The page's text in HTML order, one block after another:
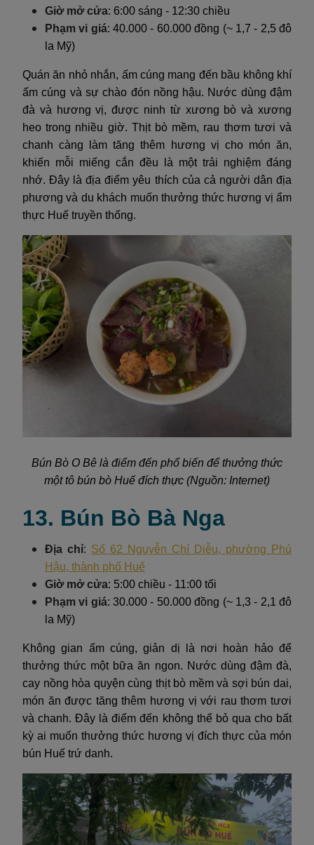
Giờ mở cửa: 6:00 sáng - 12:30 chiều
Phạm vi giá: 40.000 - 60.000 đồng (~ 1,7 - 2,5 đô
la Mỹ)
Quán ăn nhỏ nhắn, ấm cúng mang đến bầu không khí
ấm cúng và sự chào đón nồng hậu. Nước dùng đậm
đà và hương vị, được ninh từ xương bò và xương
heo trong nhiều giờ. Thịt bò mềm, rau thơm tươi và
chanh càng làm tăng thêm hương vị cho món ăn,
khiến mỗi miếng cắn đều là một trải nghiệm đáng
nhớ. Đây là địa điểm yêu thích của cả người dân địa
phương và du khách muốn thưởng thức hương vị ẩm
thực Huế truyền thống.
Bún Bò O Bê là điểm đến phổ biến để thưởng thức
một tô bún bò Huế đích thực (Nguồn: Internet)
13. Bún Bò Bà Nga
Địa chỉ: Số 62 Nguyễn Chí Diễu, phường Phú
Hậu, thành phố Huế
Giờ mở cửa: 5:00 chiều - 11:00 tối
Phạm vi giá: 30.000 - 50.000 đồng (~ 1,3 - 2,1 đô
la Mỹ)
Không gian ấm cúng, giản dị là nơi hoàn hảo để
thưởng thức một bữa ăn ngon. Nước dùng đậm đà,
cay nồng hòa quyện cùng thịt bò mềm và sợi bún dai,
món ăn được tăng thêm hương vị với rau thơm tươi
và chanh. Đây là điểm đến không thể bỏ qua cho bất
kỳ ai muốn thưởng thức hương vị đích thực của món
bún Huế trứ danh.